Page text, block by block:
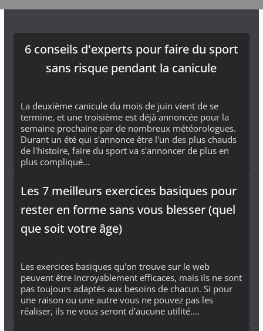
6 conseils d'experts pour faire du sport
sans risque pendant la canicule
La deuxième canicule du mois de juin vient de se
termine, et une troisième est déjà annoncée pour la
semaine prochaine par de nombreux météorologues.
Durant un été qui s'annonce être l'un des plus chauds
de l'histoire, faire du sport va s'annoncer de plus en
plus compliqué...
Les 7 meilleurs exercices basiques pour
rester en forme sans vous blesser (quel
que soit votre âge)
Les exercices basiques qu'on trouve sur le web
peuvent être incroyablement efficaces, mais ils ne sont
pas toujours adaptés aux besoins de chacun. Si pour
une raison ou une autre vous ne pouvez pas les
réaliser, ils ne vous seront d'aucune utilité.…